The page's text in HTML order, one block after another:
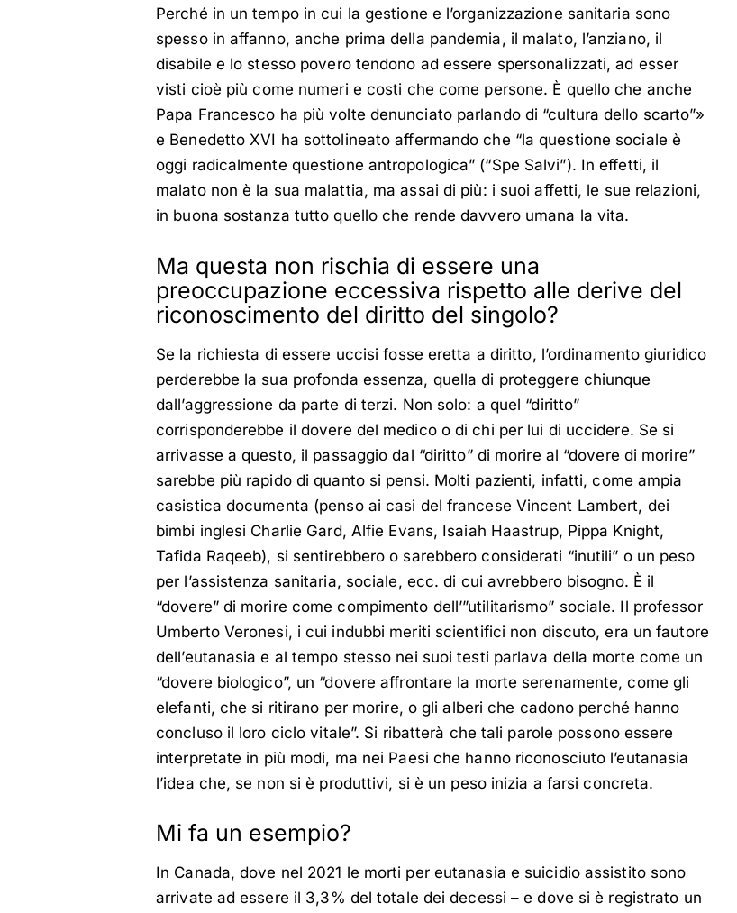
Perché in un tempo in cui la gestione e l’organizzazione sanitaria sono
spesso in affanno, anche prima della pandemia, il malato, l’anziano, il
disabile e lo stesso povero tendono ad essere spersonalizzati, ad esser
visti cioè più come numeri e costi che come persone. È quello che anche
Papa Francesco ha più volte denunciato parlando di “cultura dello scarto”»
e Benedetto XVI ha sottolineato affermando che “la questione sociale è
oggi radicalmente questione antropologica” (“Spe Salvi”). In effetti, il
malato non è la sua malattia, ma assai di più: i suoi affetti, le sue relazioni,
in buona sostanza tutto quello che rende davvero umana la vita.
Ma questa non rischia di essere una
preoccupazione eccessiva rispetto alle derive del
riconoscimento del diritto del singolo?
Se la richiesta di essere uccisi fosse eretta a diritto, l’ordinamento giuridico
perderebbe la sua profonda essenza, quella di proteggere chiunque
dall’aggressione da parte di terzi. Non solo: a quel “diritto”
corrisponderebbe il dovere del medico o di chi per lui di uccidere. Se si
arrivasse a questo, il passaggio dal “diritto” di morire al “dovere di morire”
sarebbe più rapido di quanto si pensi. Molti pazienti, infatti, come ampia
casistica documenta (penso ai casi del francese Vincent Lambert, dei
bimbi inglesi Charlie Gard, Alfie Evans, Isaiah Haastrup, Pippa Knight,
Tafida Raqeeb), si sentirebbero o sarebbero considerati “inutili” o un peso
per l’assistenza sanitaria, sociale, ecc. di cui avrebbero bisogno. È il
“dovere” di morire come compimento dell’”utilitarismo” sociale. Il professor
Umberto Veronesi, i cui indubbi meriti scientifici non discuto, era un fautore
dell’eutanasia e al tempo stesso nei suoi testi parlava della morte come un
“dovere biologico”, un “dovere affrontare la morte serenamente, come gli
elefanti, che si ritirano per morire, o gli alberi che cadono perché hanno
concluso il loro ciclo vitale”. Si ribatterà che tali parole possono essere
interpretate in più modi, ma nei Paesi che hanno riconosciuto l’eutanasia
l’idea che, se non si è produttivi, si è un peso inizia a farsi concreta.
Mi fa un esempio?
In Canada, dove nel 2021 le morti per eutanasia e suicidio assistito sono
arrivate ad essere il 3,3% del totale dei decessi – e dove si è registrato un